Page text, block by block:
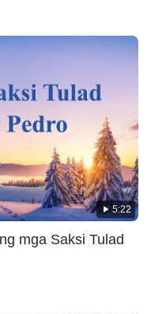
5:22
mga Saksi Tulad